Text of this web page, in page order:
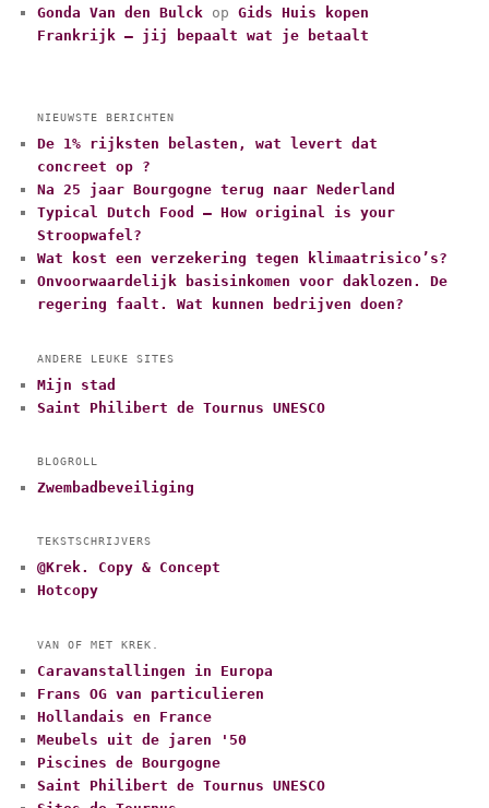
Gonda Van den Bulck opGids Huis kopen
Frankrijk – jij bepaalt wat je betaalt
NIEUWSTE BERICHTEN
De 1% rijksten belasten, wat levert dat
concreet op ?
Na 25 jaar Bourgogne terug naar Nederland
Typical Dutch Food – How original is your
Stroopwafel?
Wat kost een verzekering tegen klimaatrisico’s?
Onvoorwaardelijk basisinkomen voor daklozen. De
regering faalt. Wat kunnen bedrijven doen?
ANDERE LEUKE SITES
Mijn stad
Saint Philibert de Tournus UNESCO
BLOGROLL
Zwembadbeveiliging
TEKSTSCHRIJVERS
@Krek. Copy & Concept
Hotcopy
VAN OF MET KREK.
Caravanstallingen in Europa
Frans OG van particulieren
Hollandais en France
Meubels uit de jaren '50
Piscines de Bourgogne
Saint Philibert de Tournus UNESCO